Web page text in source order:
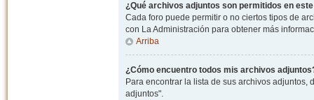
¿Qué archivos adjuntos son permitidos en
Cada foro puede permitir o no ciertos tipos de
con La Administración para obtener más
Arriba
¿Cómo encuentro todos mis archivos
Para encontrar la lista de sus archivos
adjuntos".